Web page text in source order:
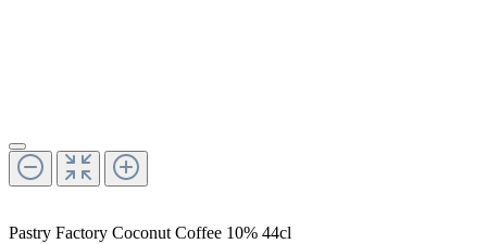
Pastry Factory Coconut Coffee 10% 44cl